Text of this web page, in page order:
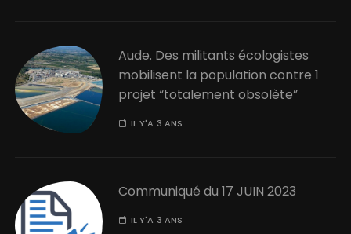
Aude. Des militants écologistes
mobilisent la population contre 1
projet “totalement obsolète”
IL Y'A 3 ANS
Communiqué du 17 JUIN 2023
IL Y'A 3 ANS